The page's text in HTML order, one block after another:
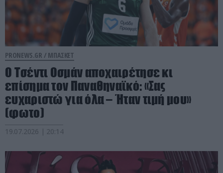
PRONEWS.GR / ΜΠΑΣΚΕΤ
Ο Τσέντι Οσμάν αποχαιρέτησε κι
επίσημα τον Παναθηναϊκό: «Σας
ευχαριστώ για όλα – Ήταν τιμή μου»
(φωτο)
19.07.2026 | 20:14